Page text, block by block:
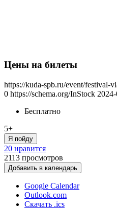
Цены на билеты
https://kuda-spb.ru/event/
0 https://schema.org/InStock
Бесплатно
5+
Я пойду
20 нравится
2113 просмотров
Добавить в календарь
Google Calendar
Outlook.com
Скачать .ics